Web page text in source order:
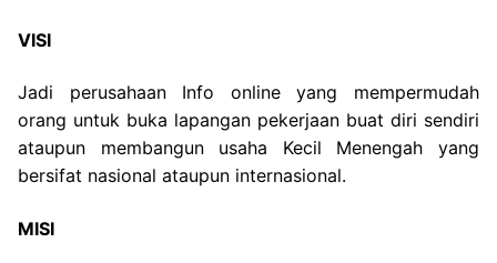
VISI
Jadi perusahaan Info online yang mempermudah
orang untuk buka lapangan pekerjaan buat diri sendiri
ataupun membangun usaha Kecil Menengah yang
bersifat nasional ataupun internasional.
MISI